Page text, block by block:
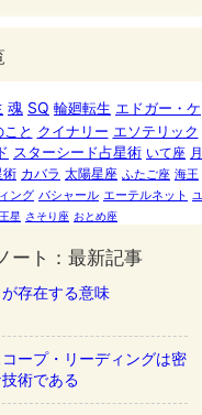
魂 SQ 輪廻転生 エドガー・ケ
と クイナリー エソテリック
スターシード占星術 いて座 月
術 カバラ 太陽星座 ふたご座 海王
ング バシャール エーテルネット ユ
星 さそり座 おとめ座
ート：最新記事
存在する意味
ープ・リーディングは密
術である